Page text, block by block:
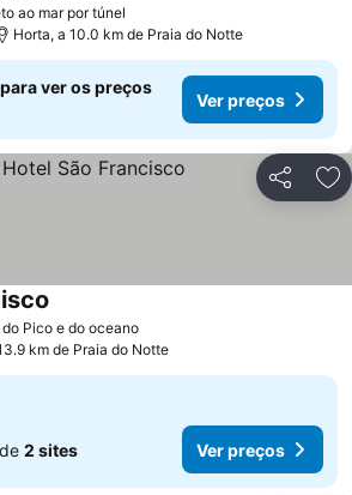
ao mar por túnel
Horta, a 10.0 km de Praia do Notte
ver os preços
Ver preços
Partilhar
Pico e do oceano
km de Praia do Notte
2 sites Ver preços